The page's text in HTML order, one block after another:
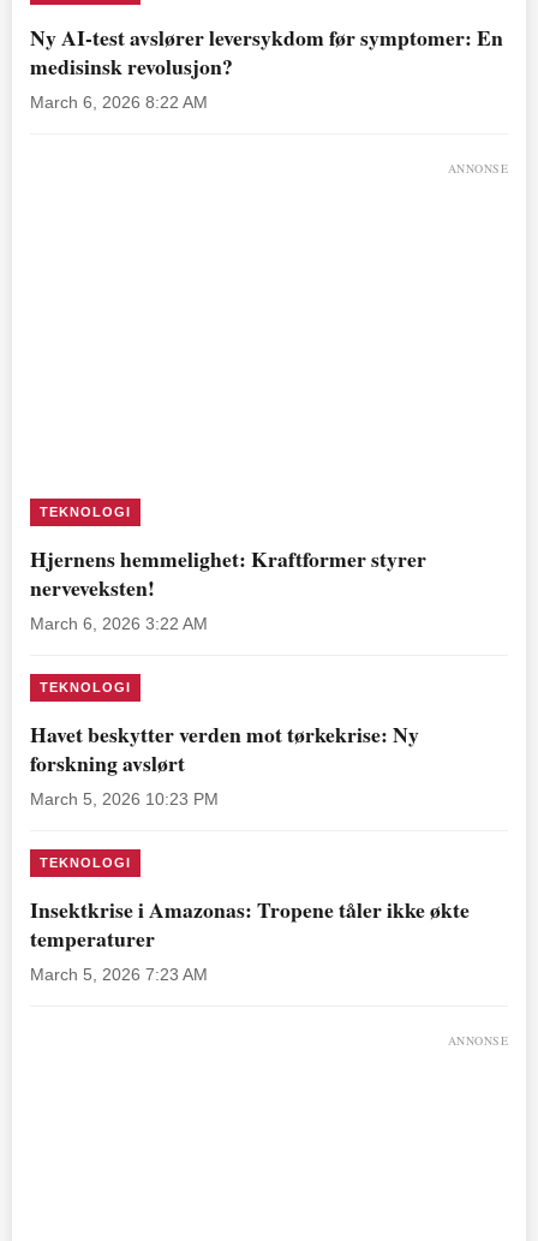
Ny AI-test avslører leversykdom før symptomer: En
medisinsk revolusjon?
March 6, 2026 8:22 AM
ANNONSE
TEKNOLOGI
Hjernens hemmelighet: Kraftformer styrer
nerveveksten!
March 6, 2026 3:22 AM
TEKNOLOGI
Havet beskytter verden mot tørkekrise: Ny
forskning avslørt
March 5, 2026 10:23 PM
TEKNOLOGI
Insektkrise i Amazonas: Tropene tåler ikke økte
temperaturer
March 5, 2026 7:23 AM
ANNONSE